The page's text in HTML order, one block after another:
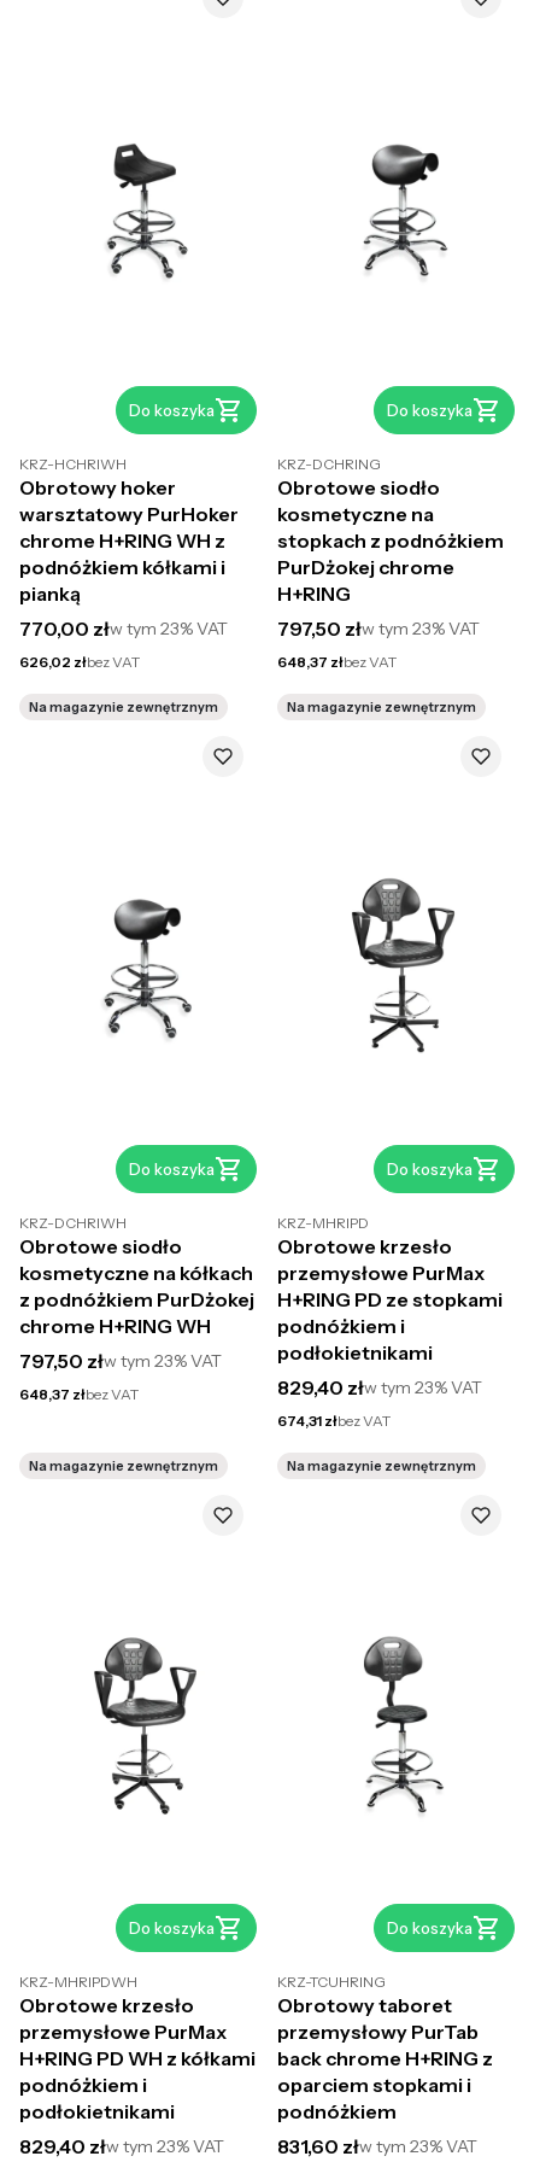
Do koszyka
KRZ-HCHRIWH
Obrotowy hoker
warsztatowy PurHoker
chrome H+RING WH z
podnóżkiem kółkami i
pianką
Cena brutto
770,00 złw tym 23%VAT
Cena netto
626,02 złbez VAT
Na magazynie zewnętrznym
Do koszyka
KRZ-DCHRING
Obrotowe siodło
kosmetyczne na
stopkach z podnóżkiem
PurDżokej chrome
H+RING
Cena brutto
797,50 złw tym23%VAT
Cena netto
648,37 złbez VAT
Na magazynie zewnętrznym
Do koszyka
KRZ-DCHRIWH
Obrotowe siodło
kosmetyczne na kółkach
z podnóżkiem PurDżokej
chrome H+RING WH
Cena brutto
797,50 złw tym 23%VAT
Cena netto
648,37 złbez VAT
Na magazynie zewnętrznym
Do koszyka
KRZ-MHRIPD
Obrotowe krzesło
przemysłowe PurMax
H+RING PD ze stopkami
podnóżkiem i
podłokietnikami
Cena brutto
829,40 złw tym23%VAT
Cena netto
674,31 złbez VAT
Na magazynie zewnętrznym
Do koszyka
KRZ-MHRIPDWH
Obrotowe krzesło
przemysłowe PurMax
H+RING PD WH z kółkami
podnóżkiem i
podłokietnikami
Cena brutto
829,40 złw tym 23%VAT
Do koszyka
KRZ-TCUHRING
Obrotowy taboret
przemysłowy PurTab
back chrome H+RING z
oparciem stopkami i
podnóżkiem
Cena brutto
831,60 złw tym23%VAT